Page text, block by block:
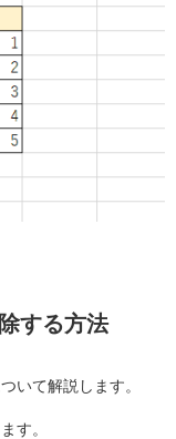
する方法
いて解説します。
す。